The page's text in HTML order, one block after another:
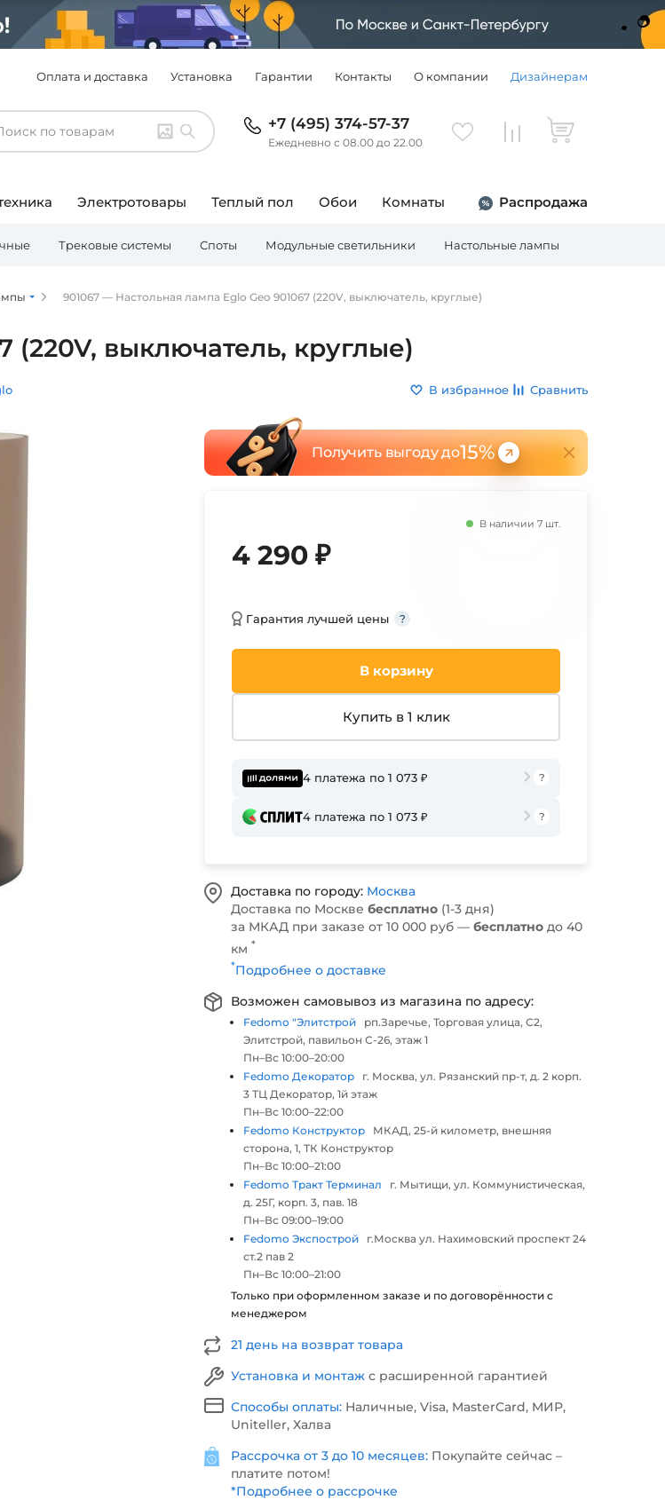
Оплата и доставка Установка Гарантии Контакты О компании Дизайнерам
+7 (495) 374-57-37
Ежедневно с 08.00 до 22.00
Электротовары Теплый пол Обои Комнаты Распродажа
Трековые системы Споты Модульные светильники Настольные лампы
901067 — Настольная лампа Eglo Geo 901067 (220V, выключатель, круглые)
(220V, выключатель, круглые)
В избранное Сравнить
Получить выгоду до15%
В наличии 7 шт.
4 290 ₽
Гарантия лучшей цены
В корзину
Купить в 1 клик
4 платежа по 1 073 ₽
4 платежа по 1 073 ₽
Доставка по городу: Москва
Доставка по Москве бесплатно (1-3 дня)
за МКАД при заказе от 10 000 руб — бесплатно до 40
км *
*Подробнее о доставке
Возможен самовывоз из магазина по адресу:
Fedomo "Элитстрой
рп.Заречье, Торговая улица, С2,
Элитстрой, павильон С-26, этаж 1
Пн–Вс 10:00–20:00
Fedomo Декоратор
г. Москва, ул. Рязанский пр-т, д. 2 корп.
3 ТЦ Декоратор, 1й этаж
Пн–Вс 10:00–22:00
Fedomo Конструктор
МКАД, 25-й километр, внешняя
сторона, 1, ТК Конструктор
Пн–Вс 10:00–21:00
Fedomo Тракт Терминал
г. Мытищи, ул. Коммунистическая,
д. 25Г, корп. 3, пав. 18
Пн–Вс 09:00–19:00
Fedomo Экспострой
г.Москва ул. Нахимовский проспект 24
ст.2 пав 2
Пн–Вс 10:00–21:00
Только при оформленном заказе и по договорённости с
менеджером
21 день на возврат товара
Установка и монтаж с расширенной гарантией
Способы оплаты: Наличные, Visa, MasterCard, МИР,
Uniteller, Халва
Рассрочка от 3 до 10 месяцев: Покупайте сейчас –
платите потом!
*Подробнее о рассрочке